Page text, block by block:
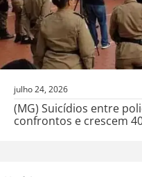
julho 24, 2026
(MG) Suicídios entre
confrontos e crescem